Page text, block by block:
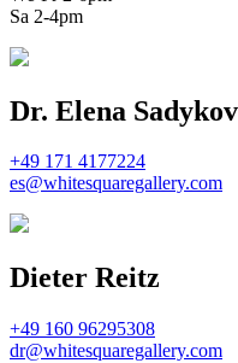
Sa 2-4pm
Dr. Elena
+49 171 4177224
es@whitesquaregallery.com
Dieter Reitz
+49 160 96295308
dr@whitesquaregallery.com